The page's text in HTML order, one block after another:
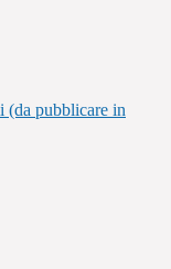
(da pubblicare in